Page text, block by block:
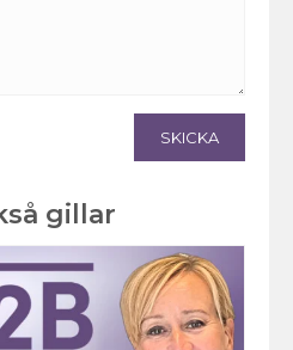
SKICKA
gillar